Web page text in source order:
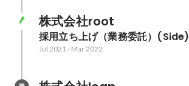
株式会社root
採用立ち上げ（業務委託）(Side)
Jul 2021 - Mar 2022